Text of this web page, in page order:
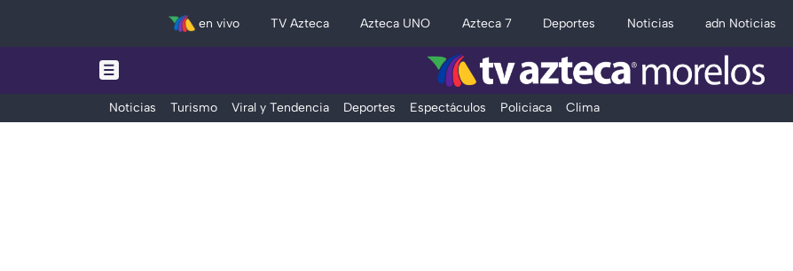
en vivo TV Azteca Azteca UNO Azteca 7 Deportes Noticias adn Noticias
Noticias Turismo Viral y Tendencia Deportes Espectáculos Policiaca Clima